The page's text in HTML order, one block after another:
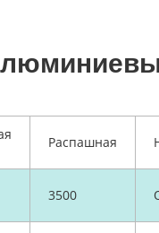
Распашная
3500